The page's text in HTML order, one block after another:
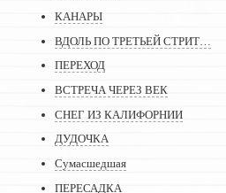
КАНАРЫ
ВДОЛЬ ПО ТРЕТЬЕЙ СТРИТ…
ПЕРЕХОД
ВСТРЕЧА ЧЕРЕЗ ВЕК
СНЕГ ИЗ КАЛИФОРНИИ
ДУДОЧКА
Сумасшедшая
ПЕРЕСАДКА